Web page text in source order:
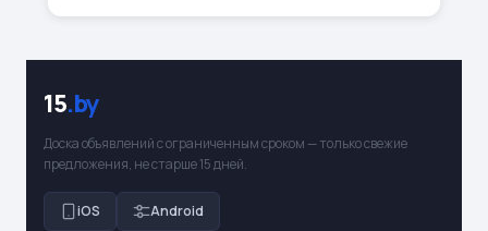
15.by
Доска объявлений с ограниченным сроком — только свежие
предложения, не старше 15 дней.
iOS Android